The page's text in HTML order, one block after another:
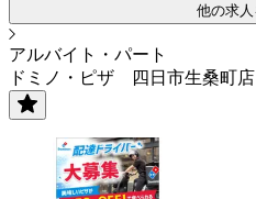
他の求
アルバイト・パート
ドミノ・ピザ 四日市生桑町店